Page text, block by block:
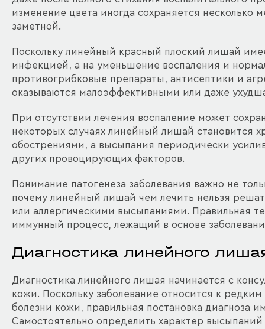
изменение цвета иногда сохраняется несколько
заметной.
Поскольку линейный красный плоский лишай
инфекцией, а на уменьшение воспаления и
противогрибковые препараты, антисептики и
оказываются малоэффективными или даже
При отсутствии лечения воспаление может
некоторых случаях линейный лишай становится
обострениями, а высыпания периодически
других провоцирующих факторов.
Понимание патогенеза заболевания важно не
почему линейный лишай чем лечить нельзя
или аллергическими высыпаниями. Правильная
иммунный процесс, лежащий в основе
Диагностика линейного
Диагностика линейного лишая начинается с
кожи. Поскольку заболевание относится к
болезни кожи, правильная постановка диагноза
Самостоятельно определить характер